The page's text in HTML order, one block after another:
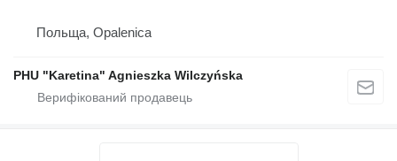
Польща, Opalenica
PHU "Karetina" Agnieszka Wilczyńska